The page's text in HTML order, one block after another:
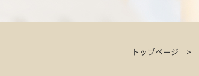
トップページ